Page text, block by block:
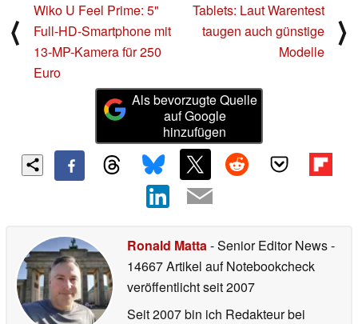
⟨
Wiko U Feel Prime: 5"
Full-HD-Smartphone mit
13-MP-Kamera für 250
Euro
Tablets: Laut Warentest
taugen auch günstige
Modelle
⟩
Als bevorzugte Quelle
auf Google
hinzufügen
Ronald Matta- Senior Editor News-
14667 Artikel auf Notebookcheck
veröffentlichtseit 2007
Seit 2007 bin ich Redakteur bei